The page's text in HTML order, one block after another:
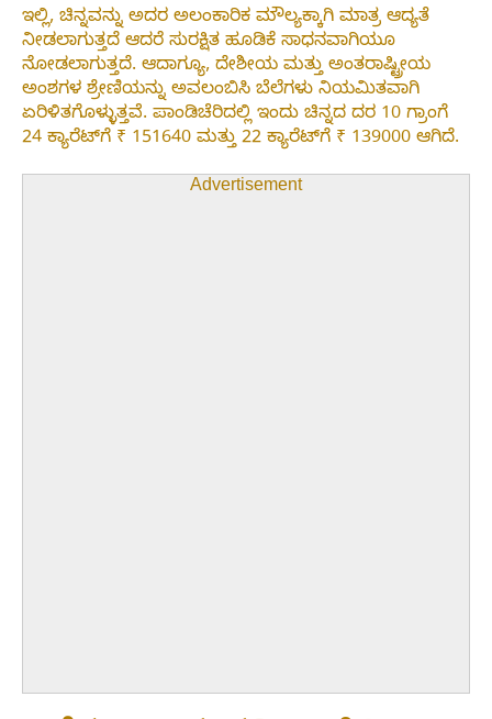
ಇಲ್ಲಿ, ಚಿನ್ನವನ್ನು ಅದರ ಅಲಂಕಾರಿಕ ಮೌಲ್ಯಕ್ಕಾಗಿ ಮಾತ್ರ ಆದ್ಯತೆ
ನೀಡಲಾಗುತ್ತದೆ ಆದರೆ ಸುರಕ್ಷಿತ ಹೂಡಿಕೆ ಸಾಧನವಾಗಿಯೂ
ನೋಡಲಾಗುತ್ತದೆ. ಆದಾಗ್ಯೂ, ದೇಶೀಯ ಮತ್ತು ಅಂತರಾಷ್ಟ್ರೀಯ
ಅಂಶಗಳ ಶ್ರೇಣಿಯನ್ನು ಅವಲಂಬಿಸಿ ಬೆಲೆಗಳು ನಿಯಮಿತವಾಗಿ
ಏರಿಳಿತಗೊಳ್ಳುತ್ತವೆ. ಪಾಂಡಿಚೆರಿದಲ್ಲಿ ಇಂದು ಚಿನ್ನದ ದರ 10 ಗ್ರಾಂಗೆ
24 ಕ್ಯಾರೆಟ್‌ಗೆ ₹ 151640 ಮತ್ತು 22 ಕ್ಯಾರೆಟ್‌ಗೆ ₹ 139000 ಆಗಿದೆ.
Advertisement